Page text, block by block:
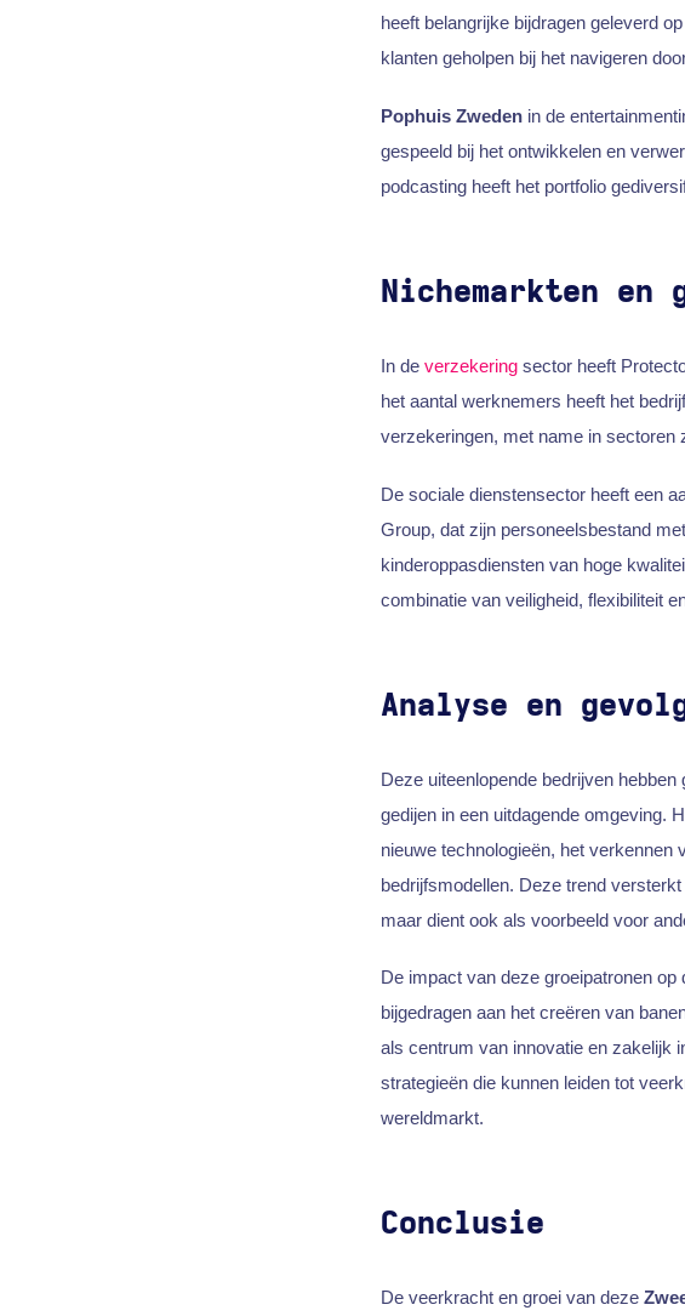
heeft belangrijke bijdragen geleverd
klanten geholpen bij het navigeren
Pophuis Zwedenin de
gespeeld bij het ontwikkelen en
podcasting heeft het portfolio
Nichemarkten
In de verzekeringsector heeft
het aantal werknemers heeft het
verzekeringen, met name in sectoren
De sociale dienstensector heeft een
Group, dat zijn personeelsbestand
kinderoppasdiensten van hoge
combinatie van veiligheid, flexibiliteit
Analyse en
Deze uiteenlopende bedrijven
gedijen in een uitdagende omgeving.
nieuwe technologieën, het verkennen
bedrijfsmodellen. Deze trend
maar dient ook als voorbeeld voor
De impact van deze groeipatronen op
bijgedragen aan het creëren van
als centrum van innovatie en zakelijk
strategieën die kunnen leiden tot
wereldmarkt.
Conclusie
De veerkracht en groei van deze